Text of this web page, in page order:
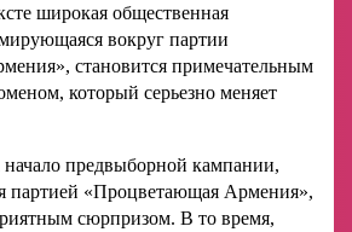
широкая общественная
вокруг партии
становится примечательным
который серьезно меняет
начало предвыборной кампании,
партией «Процветающая Армения»,
сюрпризом. В то время,